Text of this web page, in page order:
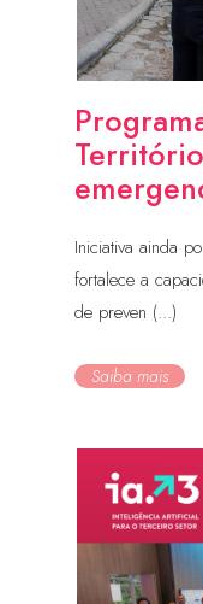
Iniciativa ainda
fortalece a
de preven (...)
Saiba mais